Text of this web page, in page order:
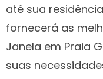
até sua
fornecerá as
Janela em Praia
suas